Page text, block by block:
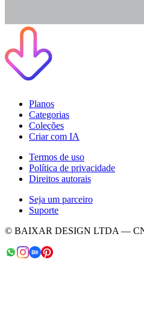
Planos
Categorias
Coleções
Criar com IA
Termos de uso
Política de privacidade
Direitos autorais
Seja um parceiro
Suporte
© BAIXAR DESIGN LTDA —